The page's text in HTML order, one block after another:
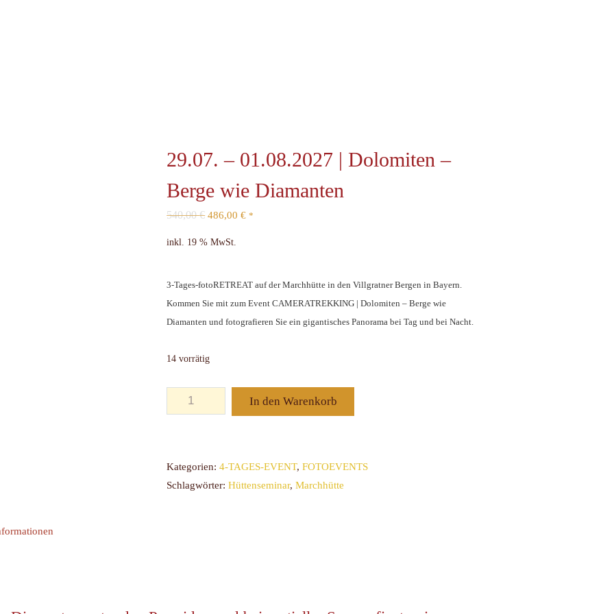
29.07. – 01.08.2027 | Dolomiten –
Berge wie Diamanten
540,00€ 486,00€ *
inkl. 19 % MwSt.
3-Tages-fotoRETREAT auf der Marchhütte in den Villgratner Bergen in Bayern.
Kommen Sie mit zum Event CAMERATREKKING | Dolomiten – Berge wie
Diamanten und fotografieren Sie ein gigantisches Panorama bei Tag und bei Nacht.
14 vorrätig
In den Warenkorb
Kategorien:4-TAGES-EVENT,FOTOEVENTS
Schlagwörter:Hüttenseminar,Marchhütte